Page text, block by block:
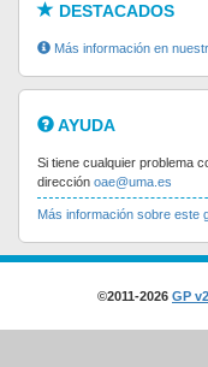
DESTACADOS
Más información en
AYUDA
Si tiene cualquier problema
dirección oae@uma.es
Más información sobre este
©2011-2026 GP